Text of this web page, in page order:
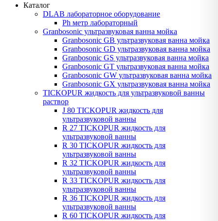
Каталог
DLAB лабораторное оборудование
Рh метр лабораторный
Granbosonic ультразвуковая ванна мойка
Granbosonic GB ультразвуковая ванна мойка
Granbosonic GD ультразвуковая ванна мойка
Granbosonic GS ультразвуковая ванна мойка
Granbosonic GT ультразвуковая ванна мойка
Granbosonic GW ультразвуковая ванна мойка
Granbosonic GX ультразвуковая ванна мойка
TICKOPUR жидкость для ультразвуковой ванны
раствор
J 80 TICKOPUR жидкость для
ультразвуковой ванны
R 27 TICKOPUR жидкость для
ультразвуковой ванны
R 30 TICKOPUR жидкость для
ультразвуковой ванны
R 32 TICKOPUR жидкость для
ультразвуковой ванны
R 33 TICKOPUR жидкость для
ультразвуковой ванны
R 36 TICKOPUR жидкость для
ультразвуковой ванны
R 60 TICKOPUR жидкость для